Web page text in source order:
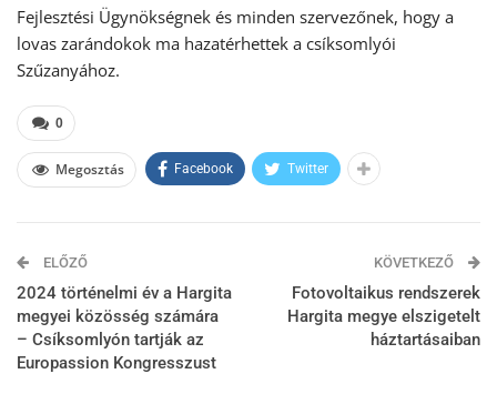
Fejlesztési Ügynökségnek és minden szervezőnek, hogy a
lovas zarándokok ma hazatérhettek a csíksomlyói
Szűzanyához.
0
Megosztás Facebook Twitter
ELŐZŐ
2024 történelmi év a Hargita
megyei közösség számára
– Csíksomlyón tartják az
Europassion Kongresszust
KÖVETKEZŐ
Fotovoltaikus rendszerek
Hargita megye elszigetelt
háztartásaiban